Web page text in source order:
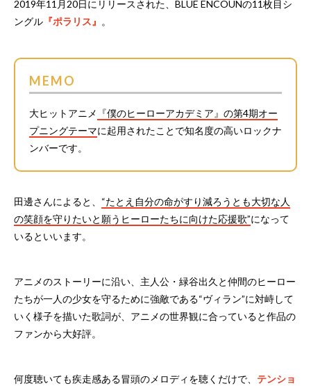
2019年11月20日にリリースされた、BLUE ENCOUNの11枚目シ
ングル 『ポラリス』 。
MEMO
大ヒットアニメ 『僕のヒーローアカデミア』の第4期オー
プニングテーマに起用されたことで知名度の高いロックナ
ンバーです。
田邊さんによると、 “たとえ自分の命がすり減ろうとも大切な人
の笑顔を守りたいと願うヒーローたちに向けた応援歌”になって
いるといいます。
アニメのストーリーに沿い、主人公・緑谷出久と仲間のヒーロー
たちが一人の少女を守るために強敵である“ヴィラン”に対峙して
いく様子を描いた歌詞が、アニメの世界観に合っていると作品の
ファンから大好評。
何度聴いても疾走感ある冒頭のメロディを聴くだけで、 テンショ